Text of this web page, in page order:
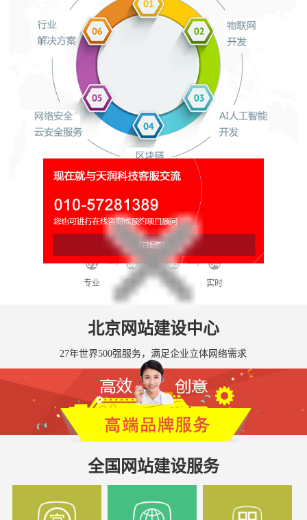
网络平台运营维护
秘书/团队/专家/管家/伙伴!
专业 专人 团队 实时
北京网站建设中心
27年世界500强服务，满足企业立体网络需求
全国网站建设服务